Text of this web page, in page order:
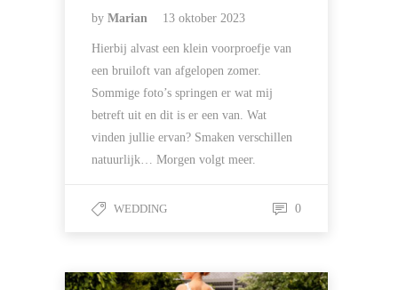
by Marian 13 oktober 2023
Hierbij alvast een klein voorproefje van
een bruiloft van afgelopen zomer.
Sommige foto’s springen er wat mij
betreft uit en dit is er een van. Wat
vinden jullie ervan? Smaken verschillen
natuurlijk… Morgen volgt meer.
WEDDING 0